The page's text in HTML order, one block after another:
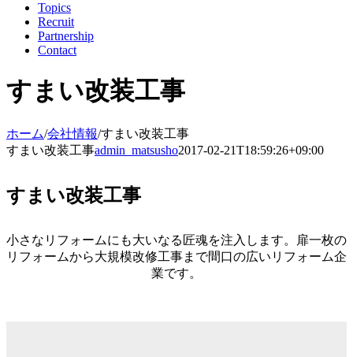
Topics
Recruit
Partnership
Contact
すまい改装工事
ホーム/会社情報/すまい改装工事
すまい改装工事admin_matsusho2017-02-21T18:59:26+09:00
すまい改装工事
小さなリフォームにも大いなる匠魂を注入します。扉一枚の
リフォームから大規模改修工事まで間口の広いリフォーム企
業です。